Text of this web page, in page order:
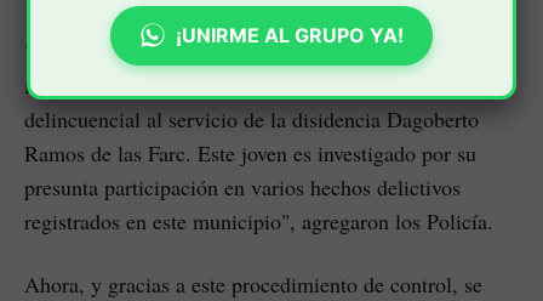
"Alias 'L' o 'Luisito' es un pistolero a sueldo e
integrante de la banda Chuito, organización
delincuencial al servicio de la disidencia Dagoberto
Ramos de las Farc. Este joven es investigado por su
presunta participación en varios hechos delictivos
registrados en este municipio", agregaron los Policía.
Ahora, y gracias a este procedimiento de control, se
¡UNIRME AL GRUPO YA!